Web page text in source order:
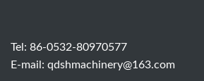
Tel: 86-0532-80970577
E-mail: qdshmachinery@163.com